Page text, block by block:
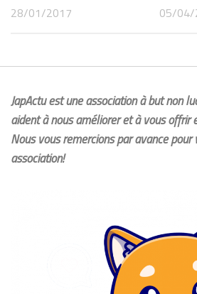
28/01/2017 05/04/
JapActu est une association à but non
aident à nous améliorer et à vous offrir
Nous vous remercions par avance
association!